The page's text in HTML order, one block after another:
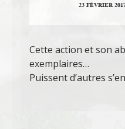
23 FÉVRIER
Cette action et son
exemplaires…
Puissent d’autres